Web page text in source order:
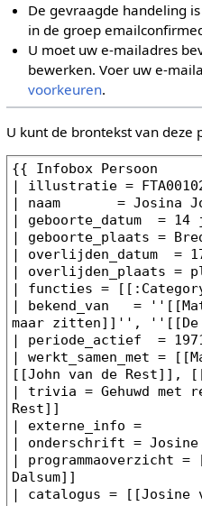
De gevraagde handeling
in de groep
U moet uw e-mailadres
bewerken. Voer uw e-
voorkeuren.
U kunt de brontekst van deze